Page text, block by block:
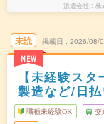
派遣会社 株
未読
NEW
掲載日 2026/08/
【未経験ス
製造など/日
職種未経験OK 交